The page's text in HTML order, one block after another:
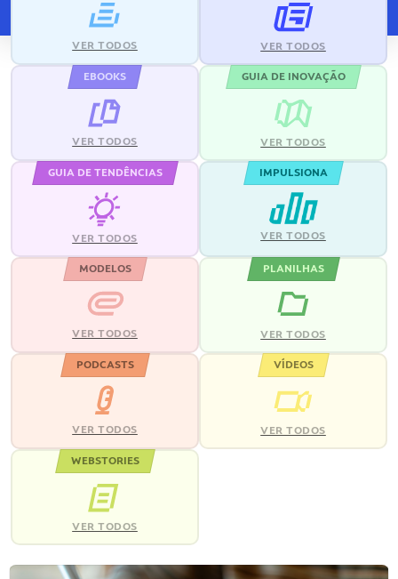
VER TODOS VER TODOS
EBOOKS
VER TODOS
GUIA DE INOVAÇÃO
VER TODOS
GUIA DE TENDÊNCIAS
VER TODOS
IMPULSIONA
VER TODOS
MODELOS
VER TODOS
PLANILHAS
VER TODOS
PODCASTS
VER TODOS
VÍDEOS
VER TODOS
WEBSTORIES
VER TODOS